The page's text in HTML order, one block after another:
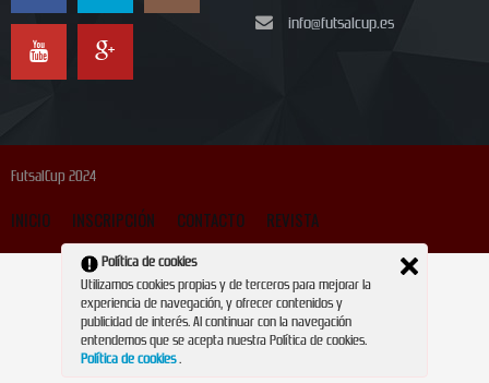
info@futsalcup.es
FutsalCup 2024
INICIO INSCRIPCIÓN CONTACTO REVISTA
Política de cookies
Utilizamos cookies propias y de terceros para mejorar la
experiencia de navegación, y ofrecer contenidos y
publicidad de interés. Al continuar con la navegación
entendemos que se acepta nuestra Política de cookies.
Política de cookies.